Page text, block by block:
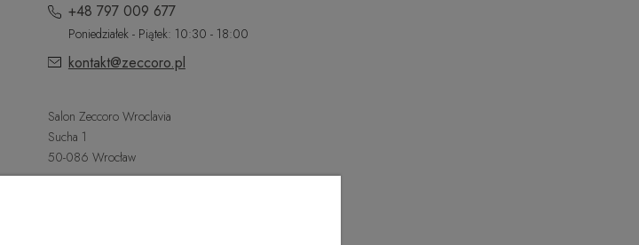
+48 797 009 677
Poniedziałek - Piątek: 10:30 - 18:00
kontakt@zeccoro.pl
Salon Zeccoro Wroclavia
Sucha 1
50-086 Wrocław